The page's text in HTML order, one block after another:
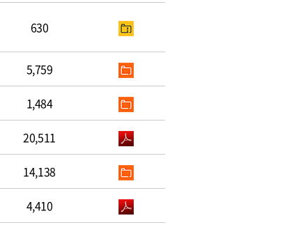
630
5,759
1,484
20,511
14,138
4,410